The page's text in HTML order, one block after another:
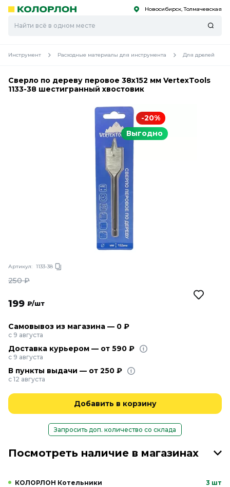
Скоро
Скоро Новосибирск, Толмачевская
Инструмент Расходные материалы для инструмента Для дрелей
Сверло по дереву перовое 38х152 мм VertexTools
1133-38 шестигранный хвостовик
-20%
Выгодно
Артикул: 1133-38
250₽
199 ₽/шт
Самовывоз из магазина — 0 ₽
с 9 августа
Доставка курьером — от 590 ₽
с 9 августа
В пункты выдачи — от 250 ₽
с 12 августа
Добавить в корзину
Запросить доп. количество со склада
Посмотреть наличие в магазинах
КОЛОРЛОН Котельники 3 шт